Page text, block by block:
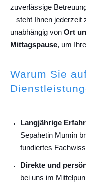
zuverlässige
– steht Ihnen jederzeit
unabhängig von Ort
Mittagspause, um
Warum Sie
Langjährige
Sepahetin Mumin
fundiertes
Direkte und
bei uns im